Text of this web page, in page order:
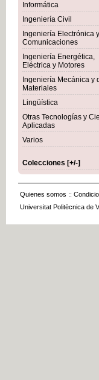
Informática
Ingeniería Civil
Ingeniería Electrónica y
Comunicaciones
Ingeniería Energética,
Eléctrica y Motores
Ingeniería Mecánica y
Materiales
Lingüística
Otras Tecnologías y
Aplicadas
Varios
Colecciones [+/-]
Quienes somos ::
Universitat Politècnica de